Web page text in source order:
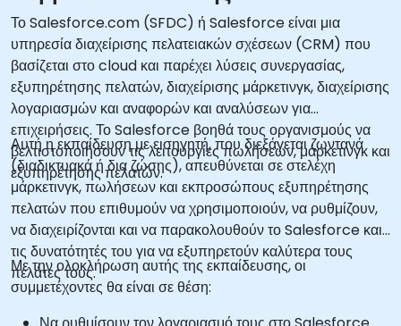
Το Salesforce.com (SFDC) ή Salesforce είναι μια
υπηρεσία διαχείρισης πελατειακών σχέσεων (CRM) που
βασίζεται στο cloud και παρέχει λύσεις συνεργασίας,
εξυπηρέτησης πελατών, διαχείρισης μάρκετινγκ, διαχείρισης
λογαριασμών και αναφορών και αναλύσεων για
επιχειρήσεις. Το Salesforce βοηθά τους οργανισμούς να
βελτιστοποιήσουν τις λειτουργίες πωλήσεων, μάρκετινγκ και
εξυπηρέτησης πελατών.
Αυτή η εκπαίδευση με εισηγητή, που διεξάγεται ζωντανά
(διαδικτυακά ή δια ζώσης), απευθύνεται σε στελέχη
μάρκετινγκ, πωλήσεων και εκπροσώπους εξυπηρέτησης
πελατών που επιθυμούν να χρησιμοποιούν, να ρυθμίζουν,
να διαχειρίζονται και να παρακολουθούν το Salesforce και
τις δυνατότητές του για να εξυπηρετούν καλύτερα τους
πελάτες τους.
Με την ολοκλήρωση αυτής της εκπαίδευσης, οι
συμμετέχοντες θα είναι σε θέση: